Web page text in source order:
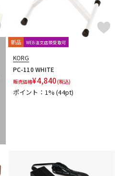
新品 WEB注文店頭受取可
KORG
PC-110 WHITE
販売価格¥4,840(税込)
ポイント：1%(44pt)